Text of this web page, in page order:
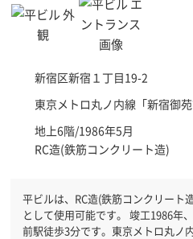
新宿区新宿１丁目19-2
東京メトロ丸ノ内線「新宿御
地上6階/1986年5月
RC造(鉄筋コンクリート造)
平ビルは、RC造(鉄筋コンクリート
として使用可能です。 竣工1986年、東京メトロ丸ノ内線新宿御苑
前駅徒歩3分です。東京メトロ丸ノ